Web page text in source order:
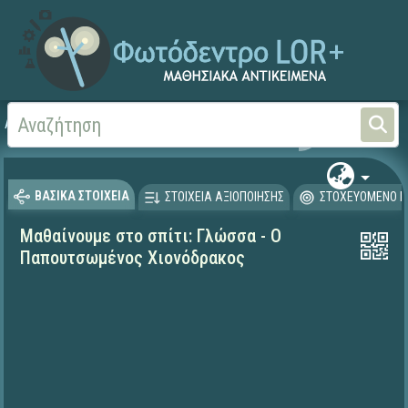
Αρχική Μαθαίνουμε στο Σπίτι
ΒΑΣΙΚΑ ΣΤΟΙΧΕΙΑ ΣΤΟΙΧΕΙΑ ΑΞΙΟΠΟΙΗΣΗΣ ΣΤΟΧΕΥΟΜΕΝΟ
Μαθαίνουμε στο σπίτι: Γλώσσα - Ο
Παπουτσωμένος Χιονόδρακος